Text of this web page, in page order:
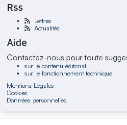
Rss
Lettres
Actualités
Aide
Contactez-nous pour toute
sur le contenu éditorial
sur le fonctionnement technique
Mentions Légales
Cookies
Données personnelles